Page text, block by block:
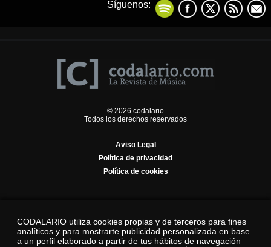
Síguenos:
© 2026 codalario
Todos los derechos reservados
Aviso Legal
Política de privacidad
Política de cookies
CODALARIO utiliza cookies propias y de terceros para fines
analíticos y para mostrarte publicidad personalizada en base
a un perfil elaborado a partir de tus hábitos de navegación